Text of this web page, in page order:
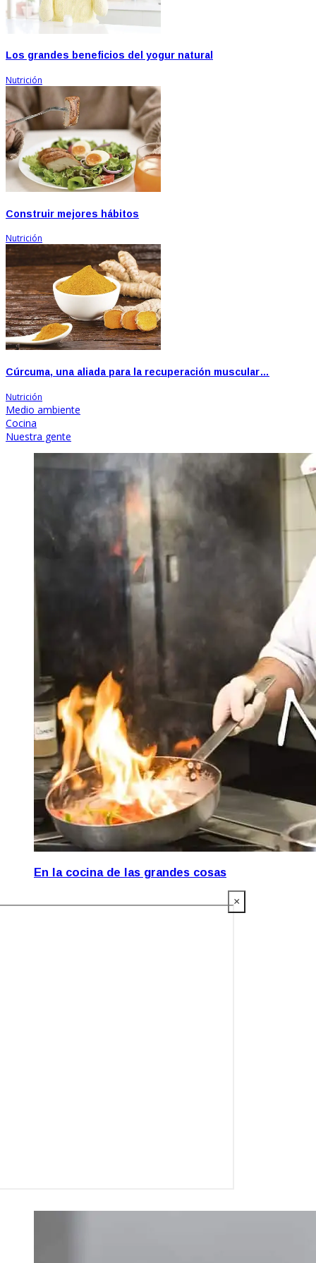
Los grandes beneficios del yogur natural
Nutrición
Construir mejores hábitos
Nutrición
Cúrcuma, una aliada para la recuperación muscular…
Nutrición
Medio ambiente
Cocina
Nuestra gente
En la cocina de las grandes cosas
×